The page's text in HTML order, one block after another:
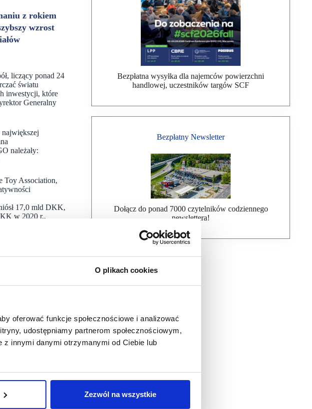
O plikach cookies
oferować funkcje społecznościowe i analizować
udostępniamy partnerom społecznościowym,
z innymi danymi otrzymanymi od Ciebie lub
Zezwól na wszystkie
z rokiem
wzrost
liczący ponad 24
światu
inwestycji, które
Generalny
należały:
Toy Association,
17,0 mld DKK,
w 2020 r.,
sprzedaży
wzrost –
trzy lata:
globalnej
priorytetów, co jest
zabawę
Niels
rozwoju
Bezpłatna wysyłka dla najemców powierzchni
handlowej, uczestników targów SCF
Bezpłatny Newsletter
Dołącz do ponad 7000 czytelników codziennego
newslettera!